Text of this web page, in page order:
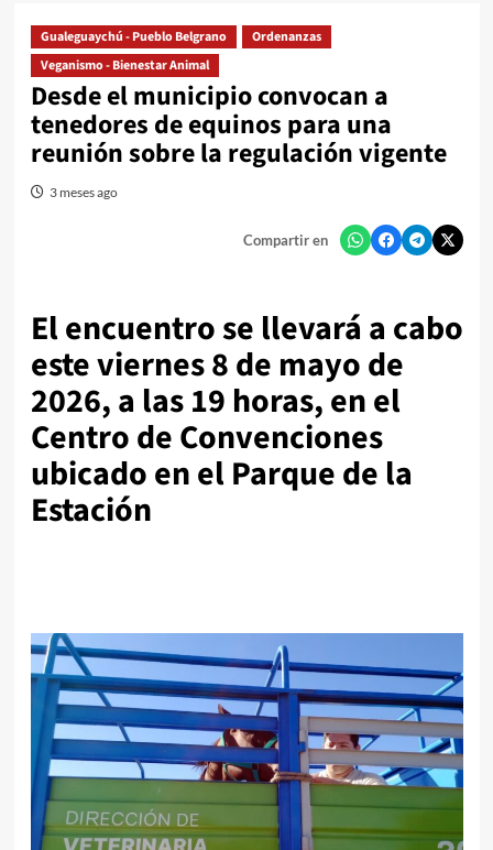
Gualeguaychú - Pueblo Belgrano
Ordenanzas
Veganismo - Bienestar Animal
Desde el municipio convocan a
tenedores de equinos para una
reunión sobre la regulación vigente
3 meses ago
Compartir en
El encuentro se llevará a cabo
este viernes 8 de mayo de
2026, a las 19 horas, en el
Centro de Convenciones
ubicado en el Parque de la
Estación